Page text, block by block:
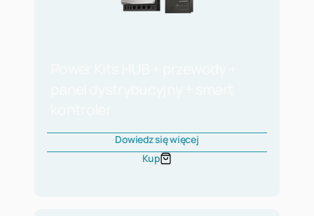
Dowiedz się więcej
Kup